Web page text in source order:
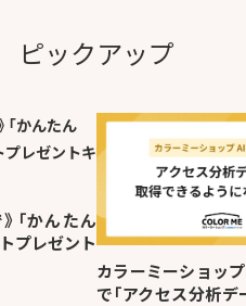
ピックアップ
「かんたん
プレゼント
カラーミーショッ
で「アクセス分析デ